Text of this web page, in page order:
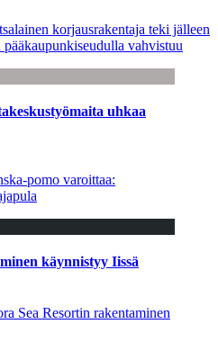
korjausrakentaja teki jälleen
pääkaupunkiseudulla vahvistuu
uhkaa
pomo varoittaa:
käynnistyy Iissä
Sea Resortin rakentaminen